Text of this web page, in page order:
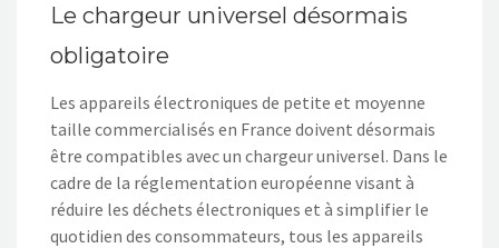
Le chargeur universel désormais
obligatoire
Les appareils électroniques de petite et moyenne
taille commercialisés en France doivent désormais
être compatibles avec un chargeur universel. Dans le
cadre de la réglementation européenne visant à
réduire les déchets électroniques et à simplifier le
quotidien des consommateurs, tous les appareils